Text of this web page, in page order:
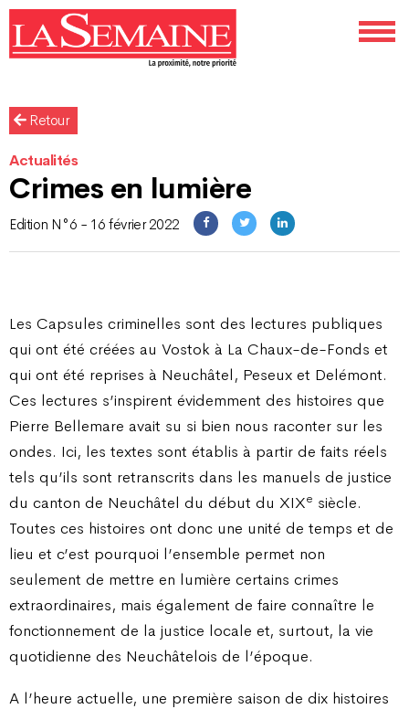
Retour
Actualités
Crimes en lumière
Edition N°6 - 16 février 2022
Les Capsules criminelles sont des lectures publiques
qui ont été créées au Vostok à La Chaux-de-Fonds et
qui ont été reprises à Neuchâtel, Peseux et Delémont.
Ces lectures s’inspirent évidemment des histoires que
Pierre Bellemare avait su si bien nous raconter sur les
ondes. Ici, les textes sont établis à partir de faits réels
tels qu’ils sont retranscrits dans les manuels de justice
du canton de Neuchâtel du début du XIXe siècle.
Toutes ces histoires ont donc une unité de temps et de
lieu et c’est pourquoi l’ensemble permet non
seulement de mettre en lumière certains crimes
extraordinaires, mais également de faire connaître le
fonctionnement de la justice locale et, surtout, la vie
quotidienne des Neuchâtelois de l’époque.
A l’heure actuelle, une première saison de dix histoires